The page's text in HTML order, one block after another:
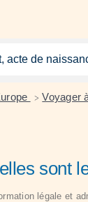
> Voyager
sont
légale et